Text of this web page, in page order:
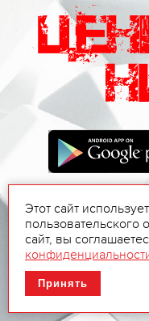
Этот сайт
пользовательского
сайт, вы
Принять